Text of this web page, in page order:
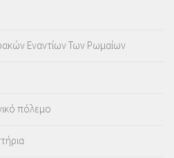
Εναντίων Των Ρωμαίων
πόλεμο